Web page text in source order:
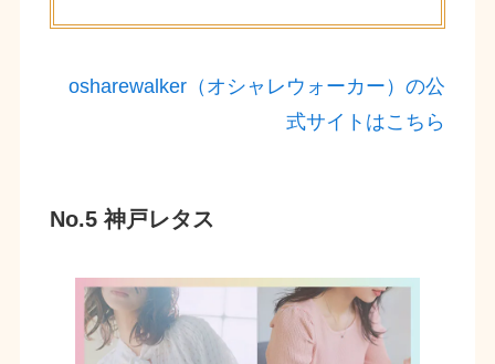
osharewalker（オシャレウォーカー）の公
式サイトはこちら
No.5 神戸レタス